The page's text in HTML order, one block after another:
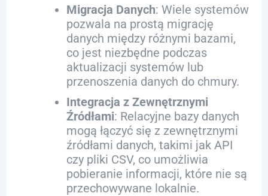
Migracja Danych: Wiele systemów
pozwala na prostą migrację
danych między różnymi bazami,
co jest niezbędne podczas
aktualizacji systemów lub
przenoszenia danych do chmury.
Integracja z Zewnętrznymi
Źródłami: Relacyjne bazy danych
mogą łączyć się z zewnętrznymi
źródłami danych, takimi jak API
czy pliki CSV, co umożliwia
pobieranie informacji, które nie są
przechowywane lokalnie.